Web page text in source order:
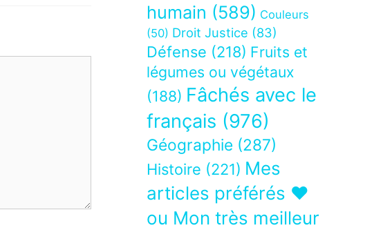
humain (589) Couleurs
(50) Droit Justice (83)
Défense (218) Fruits et
légumes ou végétaux
(188) Fâchés avec le
français (976)
Géographie (287)
Histoire (221) Mes
articles préférés ❤
ou Mon très meilleur